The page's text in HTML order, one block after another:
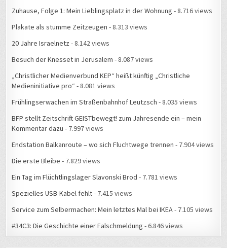
Zuhause, Folge 1: Mein Lieblingsplatz in der Wohnung - 8.716 views
Plakate als stumme Zeitzeugen - 8.313 views
20 Jahre Israelnetz - 8.142 views
Besuch der Knesset in Jerusalem - 8.087 views
„Christlicher Medienverbund KEP“ heißt künftig „Christliche
Medieninitiative pro“ - 8.081 views
Frühlingserwachen im Straßenbahnhof Leutzsch - 8.035 views
BFP stellt Zeitschrift GEISTbewegt! zum Jahresende ein – mein
Kommentar dazu - 7.997 views
Endstation Balkanroute – wo sich Fluchtwege trennen - 7.904 views
Die erste Bleibe - 7.829 views
Ein Tag im Flüchtlingslager Slavonski Brod - 7.781 views
Spezielles USB-Kabel fehlt- 7.415 views
Service zum Selbermachen: Mein letztes Mal bei IKEA- 7.105 views
#34C3: Die Geschichte einer Falschmeldung - 6.846 views